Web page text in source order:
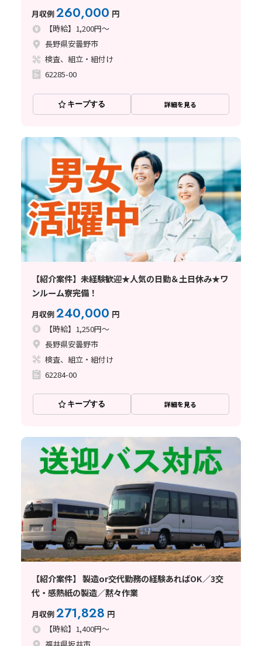
月収例260,000 円
【時給】1,200円～
長野県安曇野市
検査、組立・組付け
62285-00
キープする 詳細を見る
【紹介案件】未経験歓迎★人気の日勤＆土日休み★ワ
ンルーム寮完備！
月収例240,000 円
【時給】1,250円～
長野県安曇野市
検査、組立・組付け
62284-00
キープする 詳細を見る
【紹介案件】 製造or交代勤務の経験あればOK／3交
代・感熱紙の製造／黙々作業
月収例271,828 円
【時給】1,400円～